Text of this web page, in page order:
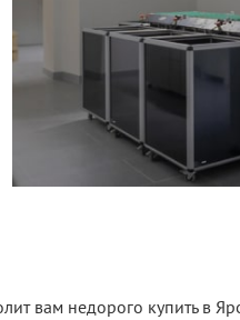
вам недорого купить в